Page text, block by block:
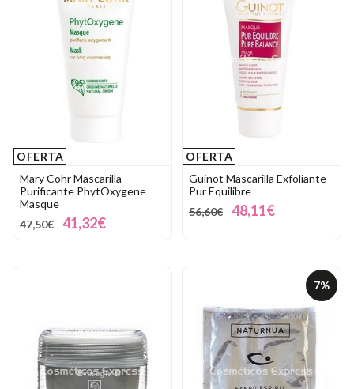
OFERTA
Mary Cohr Mascarilla
Purificante PhytOxygene
Masque
47,50€
41,32€
OFERTA
Guinot Mascarilla Exfoliante
Pur Equilibre
56,60€
48,11€
7%